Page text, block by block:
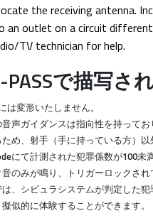
the receiving antenna.
an outlet on a circuit
TV technician for help.
PASSで描写さ
は変形いたしません。
声ガイダンスは指向性を持って
め、射手（手に持っている方）以
にて計測された犯罪係数が100
のみが鳴り、トリガーロックさ
、シビュラシステムが判定した
似的に体験することができます。